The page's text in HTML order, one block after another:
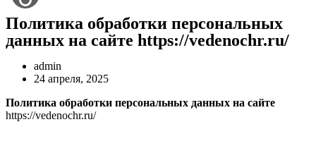
Политика обработки персональных
данных на сайте https://vedenochr.ru/
admin
24 апреля, 2025
Политика обработки персональных данных на сайте
https://vedenochr.ru/